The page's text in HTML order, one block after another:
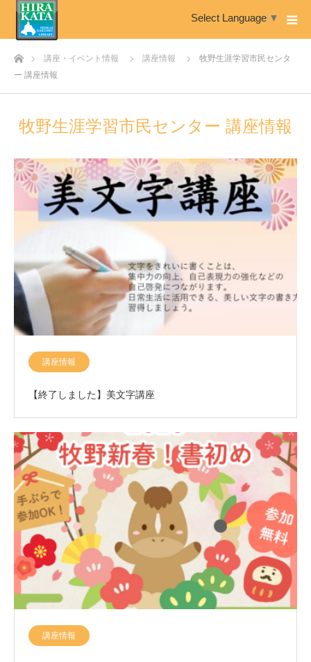
Select Language ▼
ホーム講座・イベント情報 講座情報
牧野生涯学習市民センタ
ー 講座情報
牧野生涯学習市民センター 講座情報
講座情報
【終了しました】美文字講座
講座情報